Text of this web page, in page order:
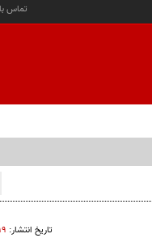
تماس
تاریخ انتشار: ۱۹ مهر